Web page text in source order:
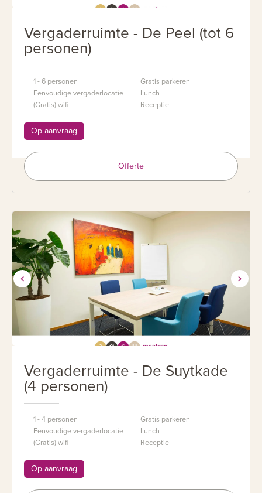
Vergaderruimte - De Peel (tot 6
personen)
1 - 6 personen
Eenvoudige vergaderlocatie
(Gratis) wifi
Gratis parkeren
Lunch
Receptie
Op aanvraag
Offerte
Vergaderruimte - De Suytkade
(4 personen)
1 - 4 personen
Eenvoudige vergaderlocatie
(Gratis) wifi
Gratis parkeren
Lunch
Receptie
Op aanvraag